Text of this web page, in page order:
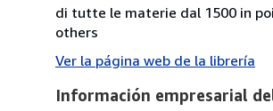
di tutte le materie dal 1500 in
others
Ver la página web de la librería
Información empresarial